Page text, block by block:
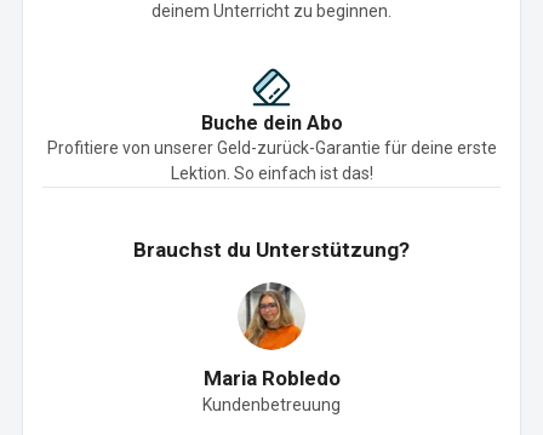
deinem Unterricht zu beginnen.
Buche dein Abo
Profitiere von unserer Geld-zurück-Garantie für deine erste
Lektion. So einfach ist das!
Brauchst du Unterstützung?
Maria Robledo
Kundenbetreuung